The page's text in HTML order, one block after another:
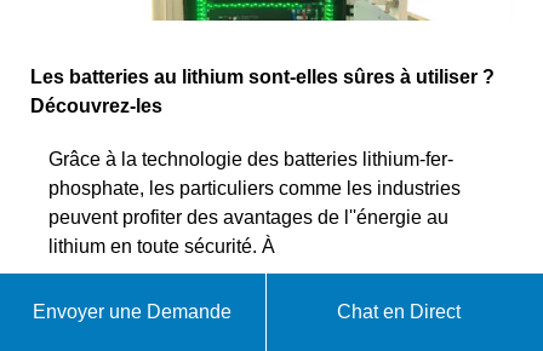
Les batteries au lithium sont-elles sûres à utiliser ?
Découvrez-les
Grâce à la technologie des batteries lithium-fer-
phosphate, les particuliers comme les industries
peuvent profiter des avantages de l''énergie au
lithium en toute sécurité. À
WhatsApp
Envoyer une Demande Chat en Direct